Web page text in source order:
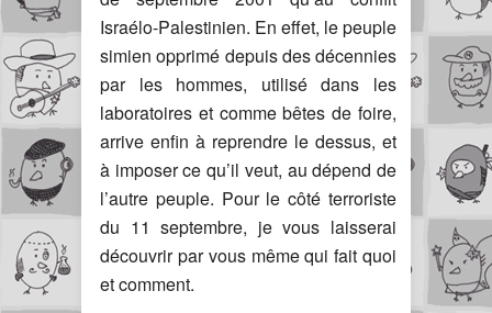
Israélo-Palestinien. En effet, le peuple
simien opprimé depuis des décennies
par les hommes, utilisé dans les
laboratoires et comme bêtes de foire,
arrive enfin à reprendre le dessus, et
à imposer ce qu’il veut, au dépend de
l’autre peuple. Pour le côté terroriste
du 11 septembre, je vous laisserai
découvrir par vous même qui fait quoi
et comment.